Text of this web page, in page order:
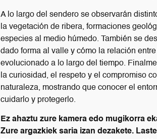
A lo largo del sendero se observarán
la vegetación de ribera, formaciones
especies al medio húmedo. También se
dado forma al valle y cómo la relación
evolucionado a lo largo del tiempo.
la curiosidad, el respeto y el compromiso
naturaleza, mostrando que conocer el
cuidarlo y protegerlo.
Ez ahaztu zure kamera edo mugikorra
Zure argazkiek saria izan dezakete.